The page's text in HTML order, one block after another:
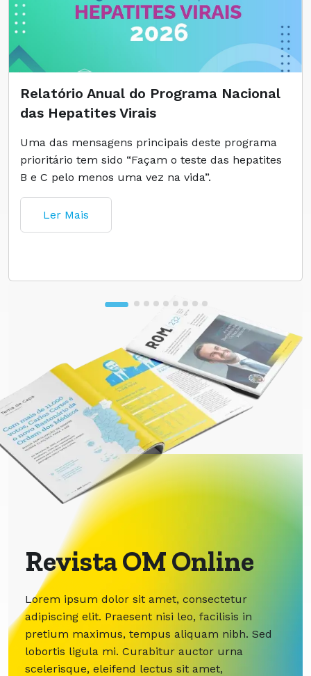
Relatório Anual do Programa Nacional
das Hepatites Virais
Uma das mensagens principais deste programa
prioritário tem sido “Façam o teste das hepatites
B e C pelo menos uma vez na vida”.
Ler Mais
Revista OM Online
Lorem ipsum dolor sit amet, consectetur
adipiscing elit. Praesent nisi leo, facilisis in
pretium maximus, tempus aliquam nibh. Sed
lobortis ligula mi. Curabitur auctor urna
scelerisque, eleifend lectus sit amet,